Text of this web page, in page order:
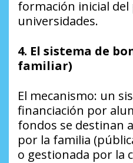
formación inicial
universidades.
4. El sistema de
familiar)
El mecanismo: un
financiación por
fondos se destinan
por la familia
o gestionada por la